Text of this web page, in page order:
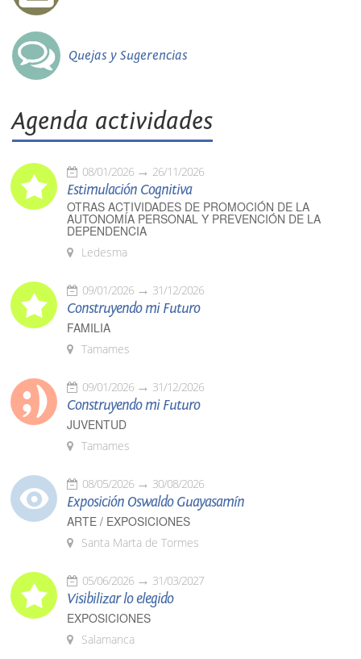
Quejas y Sugerencias
Agenda actividades
08/01/2026 26/11/2026
Estimulación Cognitiva
OTRAS ACTIVIDADES DE PROMOCIÓN DE LA
AUTONOMÍA PERSONAL Y PREVENCIÓN DE LA
DEPENDENCIA
Ledesma
09/01/2026 31/12/2026
Construyendo mi Futuro
FAMILIA
Tamames
09/01/2026 31/12/2026
Construyendo mi Futuro
JUVENTUD
Tamames
08/05/2026 30/08/2026
Exposición Oswaldo Guayasamín
ARTE / EXPOSICIONES
Santa Marta de Tormes
05/06/2026 31/03/2027
Visibilizar lo elegido
EXPOSICIONES
Salamanca